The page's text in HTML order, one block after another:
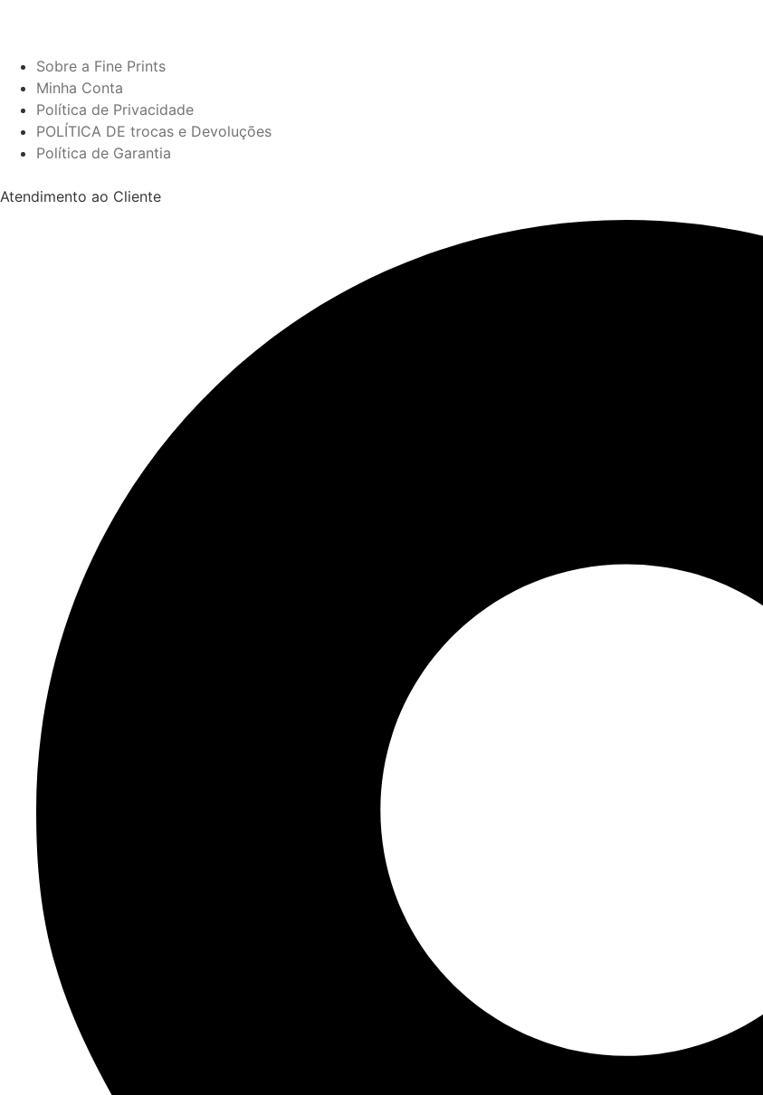
Sobre a Fine Prints
Minha Conta
Política de Privacidade
POLÍTICA DE trocas e Devoluções
Política de Garantia
Atendimento ao Cliente